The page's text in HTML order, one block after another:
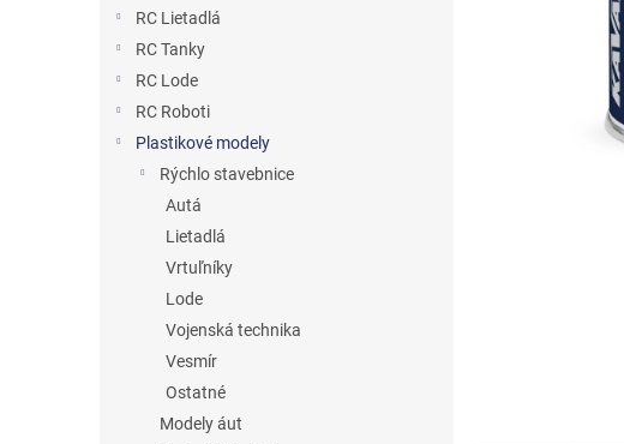
RC Lietadlá
RC Tanky
RC Lode
RC Roboti
Plastikové modely
Rýchlo stavebnice
Autá
Lietadlá
Vrtuľníky
Lode
Vojenská technika
Vesmír
Ostatné
Modely áut